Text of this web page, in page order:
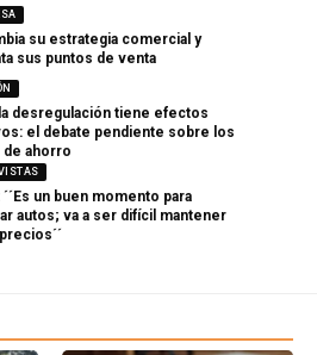
su estrategia comercial y
sus puntos de venta
desregulación tiene efectos
el debate pendiente sobre los
de ahorro
un buen momento para
autos; va a ser difícil mantener